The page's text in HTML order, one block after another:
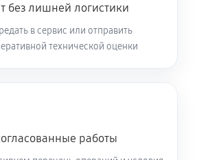
без лишней логистики
в сервис или отправить
технической оценки
работы